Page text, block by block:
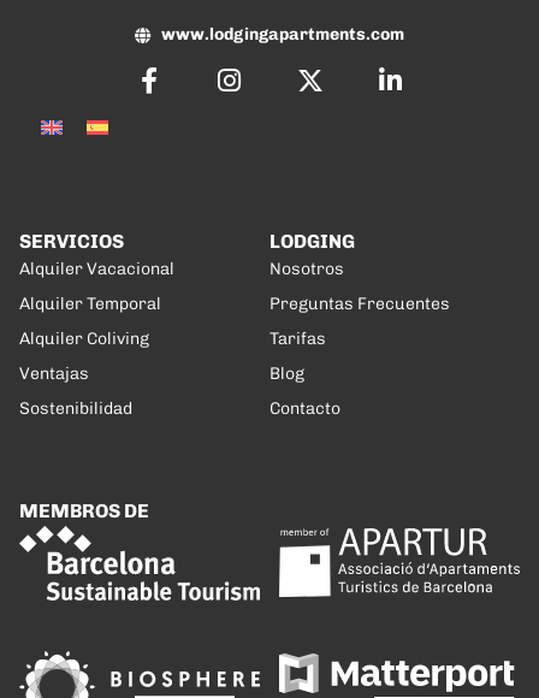
www.lodgingapartments.com
SERVICIOS
Alquiler Vacacional
Alquiler Temporal
Alquiler Coliving
Ventajas
Sostenibilidad
LODGING
Nosotros
Preguntas Frecuentes
Tarifas
Blog
Contacto
MEMBROS DE